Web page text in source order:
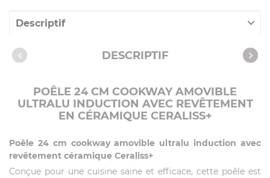
Descriptif
Caractéristiques DESCRIPTIF
POÊLE 24 CM COOKWAY AMOVIBLE
ULTRALU INDUCTION AVEC REVÊTEMENT
EN CÉRAMIQUE CERALISS+
Poêle 24 cm cookway amovible ultralu induction avec
revêtement céramique Ceraliss+
Conçue pour une cuisine saine et efficace, cette poêle est